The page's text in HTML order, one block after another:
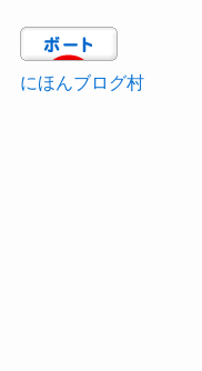
にほんブログ村